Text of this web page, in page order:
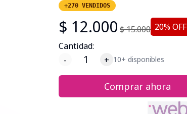
+270 VENDIDOS
$ 12.000 $15.000 20% OFF
Cantidad:
-
+ 10+ disponibles
Comprar ahora